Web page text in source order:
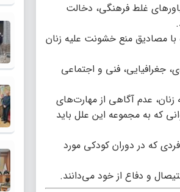
غلط فرهنگی، دخالت
با مصادیق منع خشونت علیه زنان
جغرافیایی، فنی و اجتماعی
عدم آگاهی از مهارت‌های
که به مجموعه این علل باید
که در دوران کودکی مورد
و دفاع از خود می‌دانند.